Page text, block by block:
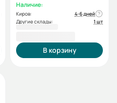
рамы
Наличие:
Киров:
4-6 дней
Другие склады:
1 шт
В корзину